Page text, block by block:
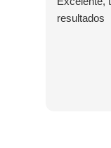
resultados